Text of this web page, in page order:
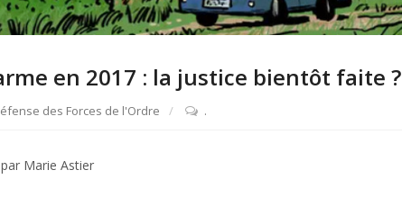
en 2017 : la justice bientôt faite ?
des Forces de l'Ordre .
Marie Astier